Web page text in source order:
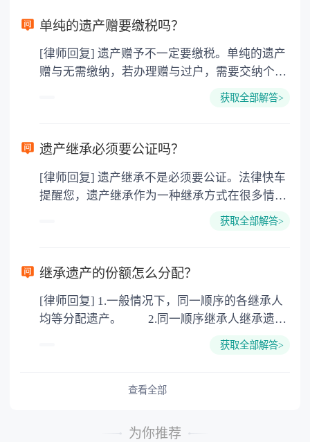
单纯的遗产赠要缴税吗？
[律师回复] 遗产赠予不一定要缴税。单纯的遗产
赠与无需缴纳，若办理赠与过户，需要交纳个人
所得税、契税和公证费。赠与过户是没有增值税
要缴纳公证费，具体如下： 1. 公证费：按房
3. 印花税：按房屋评估价的0.05%缴纳 4. 土
地增值税：按房价1%缴纳 5. 房屋产权登记费：
获取全部解答>
遗产继承必须要公证吗？
[律师回复] 遗产继承不是必须要公证。法律快车
提醒您，遗产继承作为一种继承方式在很多情况
下都是不需要公证的，当然，如果需要公正的也
以防对财产继承发生纠纷，可以对遗产继承进行
公证。
获取全部解答>
继承遗产的份额怎么分配？
[律师回复] 1.一般情况下，同一顺序的各继承人
均等分配遗产。 2.同一顺序继承人继承遗产
或者与被继承人共同生活的继承人，分配遗产
的继承人，不尽扶养义务的，分配遗产时，应当
获取全部解答>
查看全部
为你推荐